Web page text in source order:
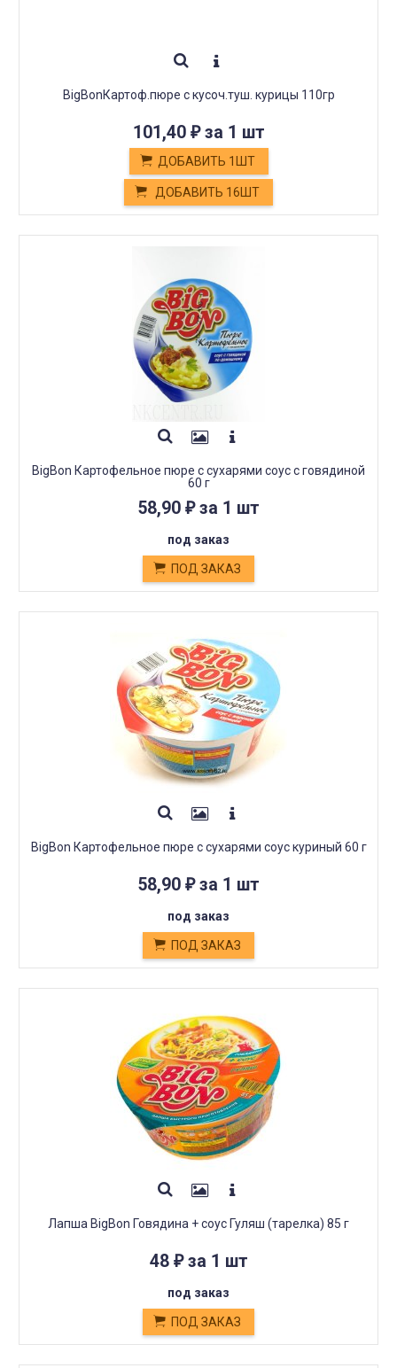
BigBonКартоф.пюре с кусоч.туш. курицы 110гр
101,40 ₽за 1 шт
ДОБАВИТЬ 1ШТ
ДОБАВИТЬ 16ШТ
BigBon Картофельное пюре с сухарями соус с говядиной
60 г
58,90 ₽за 1 шт
под заказ
ПОД ЗАКАЗ
BigBon Картофельное пюре с сухарями соус куриный 60 г
58,90 ₽за 1 шт
под заказ
ПОД ЗАКАЗ
Лапша BigBon Говядина + соус Гуляш (тарелка) 85 г
48 ₽за 1 шт
под заказ
ПОД ЗАКАЗ